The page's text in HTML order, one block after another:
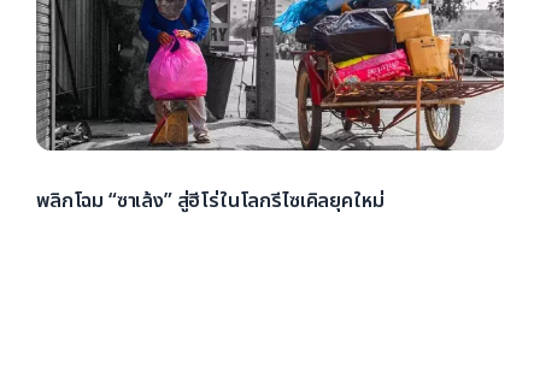
พลิกโฉม “ซาเล้ง” สู่ฮีโร่ในโลกรีไซเคิลยุคใหม่